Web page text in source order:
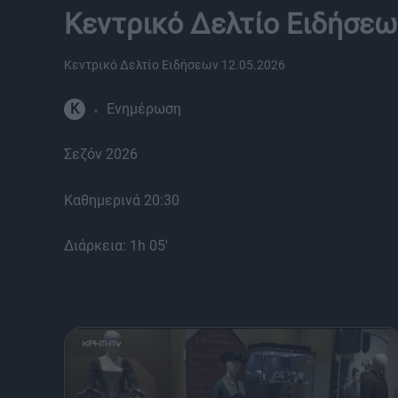
Κεντρικό Δελτίο
Κεντρικό Δελτίο Ειδήσεων 12.05.2026
K Ενημέρωση
Σεζόν 2026
Καθημερινά 20:30
Διάρκεια: 1h 05'